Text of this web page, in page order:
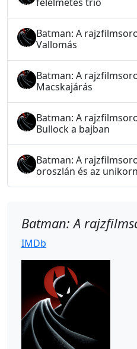
Batman: A
Vallomás
Batman: A
Macskajárás
Batman: A
Bullock a bajban
Batman: A
oroszlán és az
Batman: A
IMDb